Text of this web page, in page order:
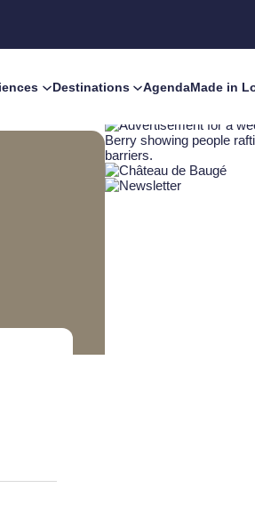
Destinations AgendaMade in